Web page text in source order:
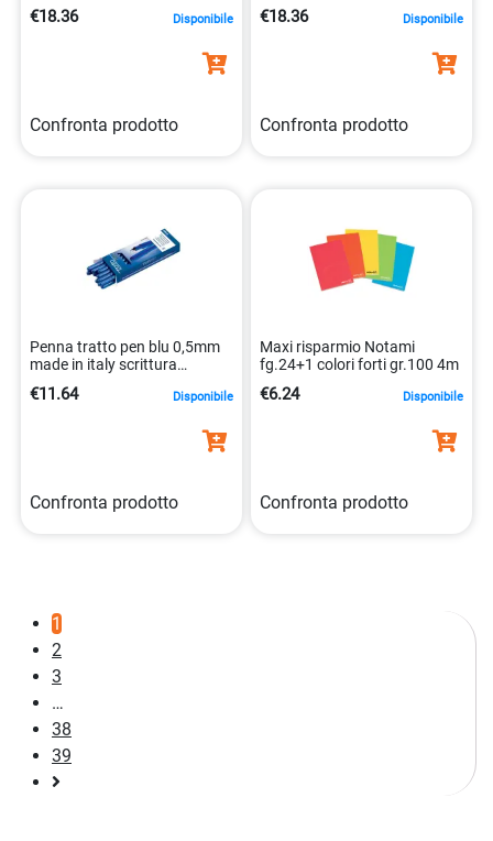
€18.36 Disponibile
Confronta prodotto
€18.36 Disponibile
Confronta prodotto
Penna tratto pen blu 0,5mm
made in italy scrittura
€11.64 Disponibile
Confronta prodotto
Maxi risparmio Notami
fg.24+1 colori forti gr.100 4m
€6.24 Disponibile
Confronta prodotto
1
2
3
…
38
39